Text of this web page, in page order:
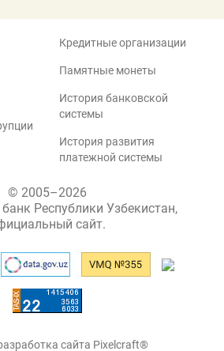
Кредитные организации
Памятные монеты
История банковской
системы
История развития
платежной системы
© 2005–2026
Республики Узбекистан,
сайт.
сайта Pixelcraft®